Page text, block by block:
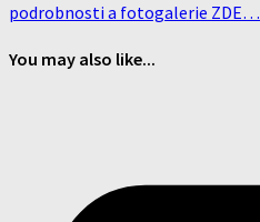
podrobnosti a fotogalerie ZDE…
You may also like...